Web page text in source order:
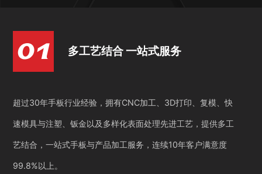
多工艺结合 一站式服务
超过30年手板行业经验，拥有CNC加工、3D打印、复模、快
速模具与注塑、钣金以及多样化表面处理先进工艺，提供多工
艺结合，一站式手板与产品加工服务，连续10年客户满意度
99.8%以上。